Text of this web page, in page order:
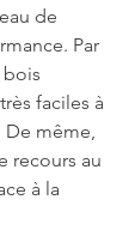
de
Par
bois
faciles à
même,
recours au
à la